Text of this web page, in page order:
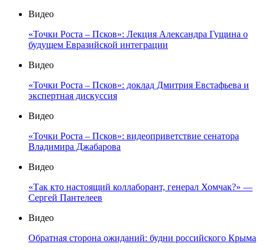
Видео
«Точки Роста – Псков»: Лекция Александра Гущина о
будущем Евразийской интеграции
Видео
«Точки Роста – Псков»: доклад Дмитрия Евстафьева и
экспертная дискуссия
Видео
«Точки Роста – Псков»: видеоприветствие сенатора
Владимира Джабарова
Видео
«Так кто настоящий коллаборант, генерал Хомчак?» —
Сергей Пантелеев
Видео
Обратная сторона ожиданий: будни российского Крыма